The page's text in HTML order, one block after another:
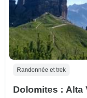
Randonnée et trek
Dolomites : Alta